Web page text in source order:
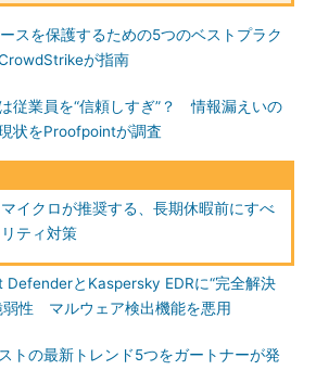
スを保護するための5つのベストプラク
が指南
従業員を“信頼しすぎ”？ 情報漏えいの
状をProofpointが調査
マイクロが推奨する、長期休暇前にすべ
ティ対策
DefenderとKaspersky EDRに“完全解決
弱性 マルウェア検出機能を悪用
トの最新トレンド5つをガートナーが発